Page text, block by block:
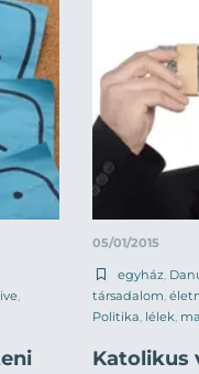
05/01/2015
egyház
társadalom
Politika lélek
Katolikus